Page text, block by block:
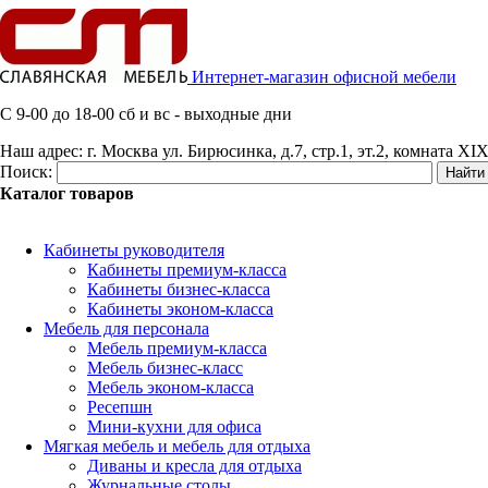
Интернет-магазин офисной мебели
C 9-00 до 18-00 сб и вс - выходные дни
Наш адрес: г. Москва ул. Бирюсинка, д.7, стр.1, эт.2, комната
Поиск:
Каталог товаров
Кабинеты руководителя
Кабинеты премиум-класса
Кабинеты бизнес-класса
Кабинеты эконом-класса
Мебель для персонала
Мебель премиум-класса
Мебель бизнес-класс
Мебель эконом-класса
Ресепшн
Мини-кухни для офиса
Мягкая мебель и мебель для отдыха
Диваны и кресла для отдыха